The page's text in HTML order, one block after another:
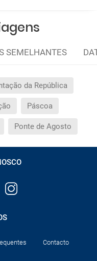
sei se se confirma
das
do país se viajo
não aparece?
SEMELHANTES
da República
Páscoa
Ponte de Agosto
Contacto